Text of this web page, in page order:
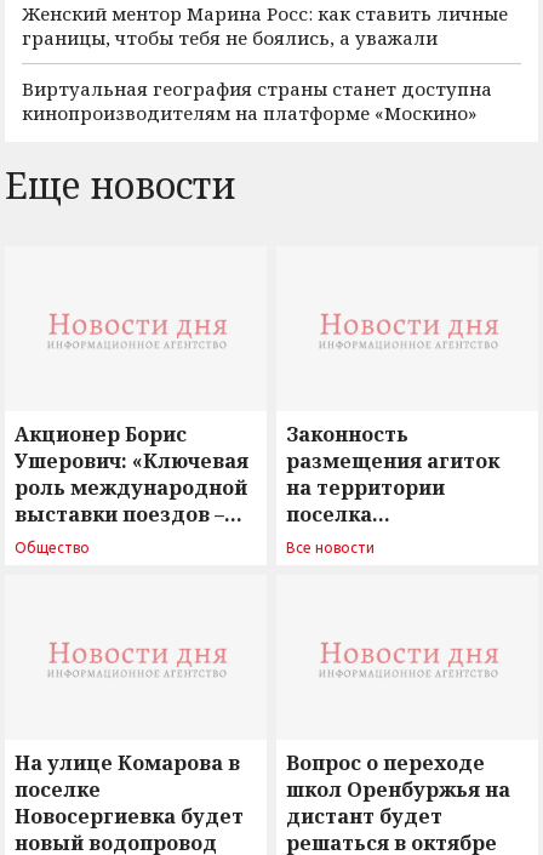
Женский ментор Марина Росс: как ставить личные
границы, чтобы тебя не боялись, а уважали
Виртуальная география страны станет доступна
кинопроизводителям на платформе «Москино»
Еще новости
Акционер Борис
Ушерович: «Ключевая
роль международной
выставки поездов –
поиск ответов на
Общество
Законность
размещения агиток
на территории
поселка
Новосергиевка
Все новости
На улице Комарова в
поселке
Новосергиевка будет
новый водопровод
Вопрос о переходе
школ Оренбуржья на
дистант будет
решаться в октябре